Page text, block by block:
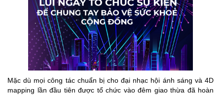
Mặc dù mọi công tác chuẩn bị cho đại nhạc hội ánh sáng và 4D
mapping lần đầu tiên được tổ chức vào đêm giao thừa đã hoàn